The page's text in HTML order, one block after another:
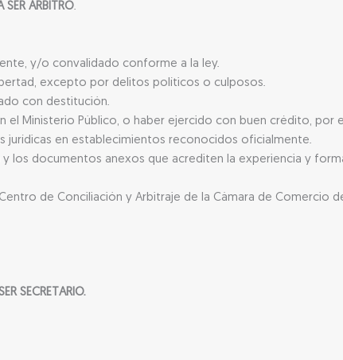
SER ÁRBITRO.
y/o convalidado conforme a la ley.
excepto por delitos políticos o culposos.
con destitución.
el Ministerio Público, o haber ejercido con buen crédito, por
jurídicas en establecimientos reconocidos oficialmente.
los documentos anexos que acrediten la experiencia y
de Conciliación y Arbitraje de la Cámara de Comercio
SECRETARIO.